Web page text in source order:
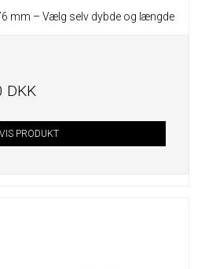
mm – Vælg selv dybde og længde
DKK
VIS PRODUKT